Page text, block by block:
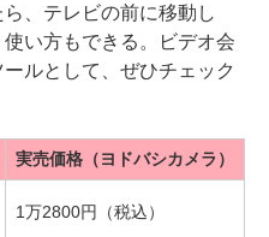
、テレビの前に移動し
い方もできる。ビデオ会
ルとして、ぜひチェック
実売価格（ヨドバシカメラ）
1万2800円（税込）